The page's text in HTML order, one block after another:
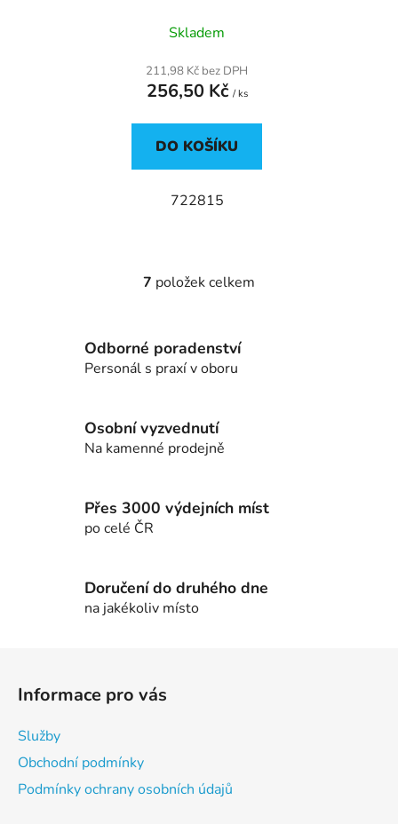
Skladem
211,98 Kč bez DPH
256,50 Kč / ks
DO KOŠÍKU
722815
O
á
d
í
p
k
p
i
7 položek celkem
Odborné poradenství
Personál s praxí v oboru
Osobní vyzvednutí
Na kamenné prodejně
Přes 3000 výdejních míst
po celé ČR
Doručení do druhého dne
na jakékoliv místo
Informace pro vás
Služby
Obchodní podmínky
Podmínky ochrany osobních údajů